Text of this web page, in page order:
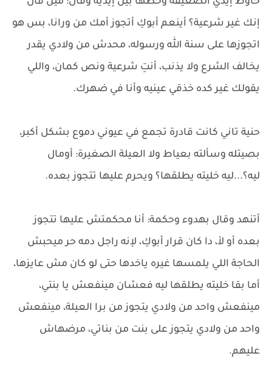
إنك غير شرعية؟ أينعم أبوكِ أتجوز أمك من ورانا، بس هو
اتجوزها على سنة الله ورسوله، محدش من ولادي يقدر
يخالف الشرع ولا يذنب، أنتِ شرعية ونص كمان، واللي
يقولك غير كده خذقي عينيه وأنا في ضهرك.
حنية تاني كانت قادرة تجمع في عيوني دموع بشكل أكبر،
بصيتله وسألته بعياط ولا العيلة الصغيرة: أومال
ليه؟...ليه خليته يطلقها؟ ويحرم عليها تتجوز بعده.
أتنهد وقال بهدوء وحكمة: أنا محكمتش عليها تتجوز
بعده أو لأ، دا كان قرار أبوكِ، لإنه راجل دمه حر ميحبش
الحاجة اللي يلمسها غيره ياخدها حتى لو كان مش عايزها،
أما بقا خليته يطلقها ليه فعشان مينفعش يا بنتي،
مينفعش واحد من ولادي يتجوز من برا العيلة، مينفعش
واحد من ولادي يتجوز على بنت من بناتي، مرضهاش
عليهم.